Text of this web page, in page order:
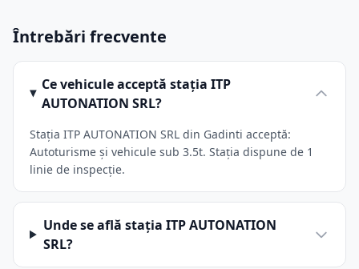
Întrebări frecvente
Ce vehicule acceptă stația ITP
AUTONATION SRL?
Stația ITP AUTONATION SRL din Gadinti acceptă:
Autoturisme și vehicule sub 3.5t. Stația dispune de 1
linie de inspecție.
Unde se află stația ITP AUTONATION
SRL?